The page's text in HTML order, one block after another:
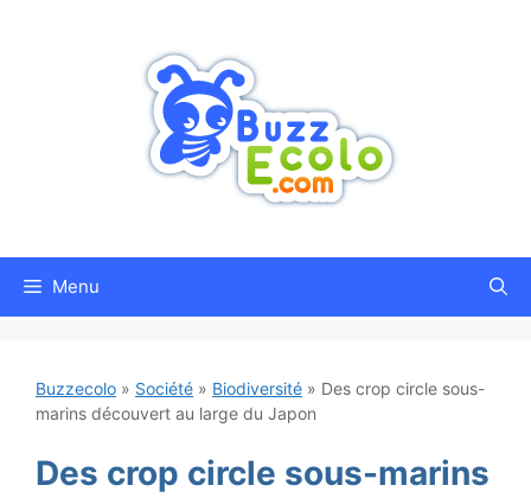
Menu
Buzzecolo » Société » Biodiversité » Des crop circle sous-
marins découvert au large du Japon
Des crop circle sous-marins